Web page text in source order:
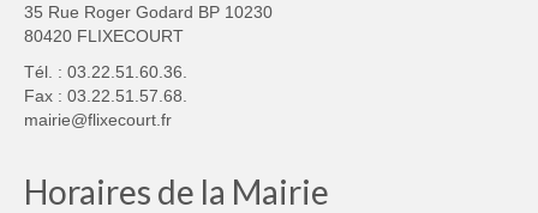
35 Rue Roger Godard BP 10230
80420 FLIXECOURT
Tél. : 03.22.51.60.36.
Fax : 03.22.51.57.68.
mairie@flixecourt.fr
Horaires de la Mairie